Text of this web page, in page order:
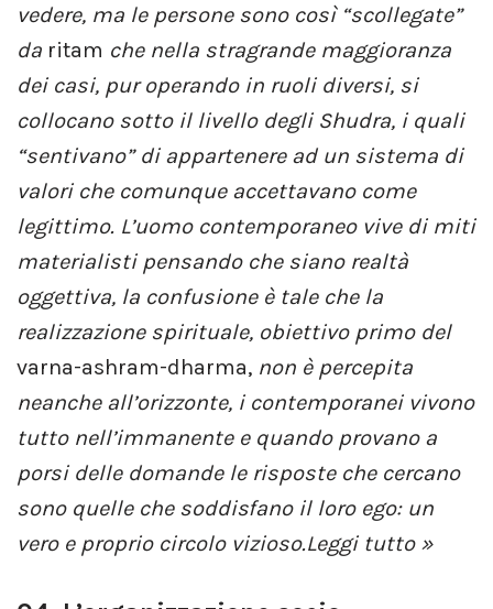
vedere, ma le persone sono così “scollegate”
da ritam che nella stragrande maggioranza
dei casi, pur operando in ruoli diversi, si
collocano sotto il livello degli Shudra, i quali
“sentivano” di appartenere ad un sistema di
valori che comunque accettavano come
legittimo. L’uomo contemporaneo vive di miti
materialisti pensando che siano realtà
oggettiva, la confusione è tale che la
realizzazione spirituale, obiettivo primo del
varna-ashram-dharma, non è percepita
neanche all’orizzonte, i contemporanei vivono
tutto nell’immanente e quando provano a
porsi delle domande le risposte che cercano
sono quelle che soddisfano il loro ego: un
vero e proprio circolo vizioso.Leggi tutto »